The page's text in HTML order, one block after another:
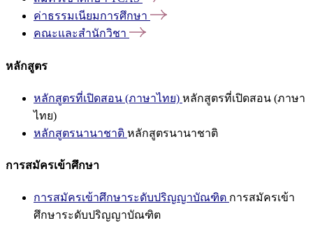
ค่าธรรมเนียมการศึกษา
คณะและสำนักวิชา
หลักสูตร
หลักสูตรที่เปิดสอน (ภาษาไทย) หลักสูตรที่เปิดสอน (ภาษา
ไทย)
หลักสูตรนานาชาติ หลักสูตรนานาชาติ
การสมัครเข้าศึกษา
การสมัครเข้าศึกษาระดับปริญญาบัณฑิต การสมัครเข้า
ศึกษาระดับปริญญาบัณฑิต